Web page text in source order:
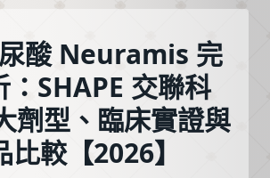
酸 Neuramis 完
：SHAPE 交聯科
劑型、臨床實證與
比較【2026】